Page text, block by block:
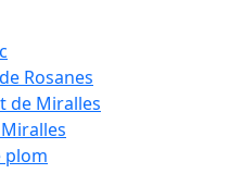
Rosanes
de Miralles
plom